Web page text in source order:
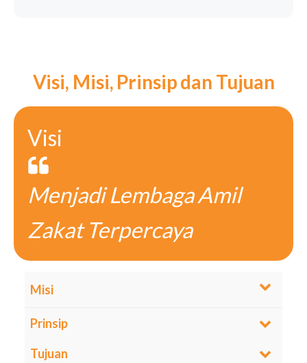
Visi, Misi, Prinsip dan Tujuan
Visi
Menjadi Lembaga Amil
Zakat Terpercaya
Misi
1. Meningkatkan kualitas pengelolaan ZIS yang
Prinsip
Pengelolaan ZISKA berprinsip:
Tujuan